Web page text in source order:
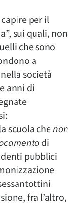
per il
sui quali, non
che sono
a
società
anni di
scuola chenon
di
pubblici
fra l’altro,